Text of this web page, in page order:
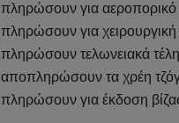
πληρώσουν για αεροπορικό
πληρώσουν για
πληρώσουν τελωνειακά
αποπληρώσουν τα χρέη
πληρώσουν για έκδοση